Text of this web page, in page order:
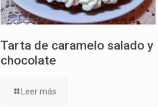
Tarta de caramelo salado y
chocolate
Leer más